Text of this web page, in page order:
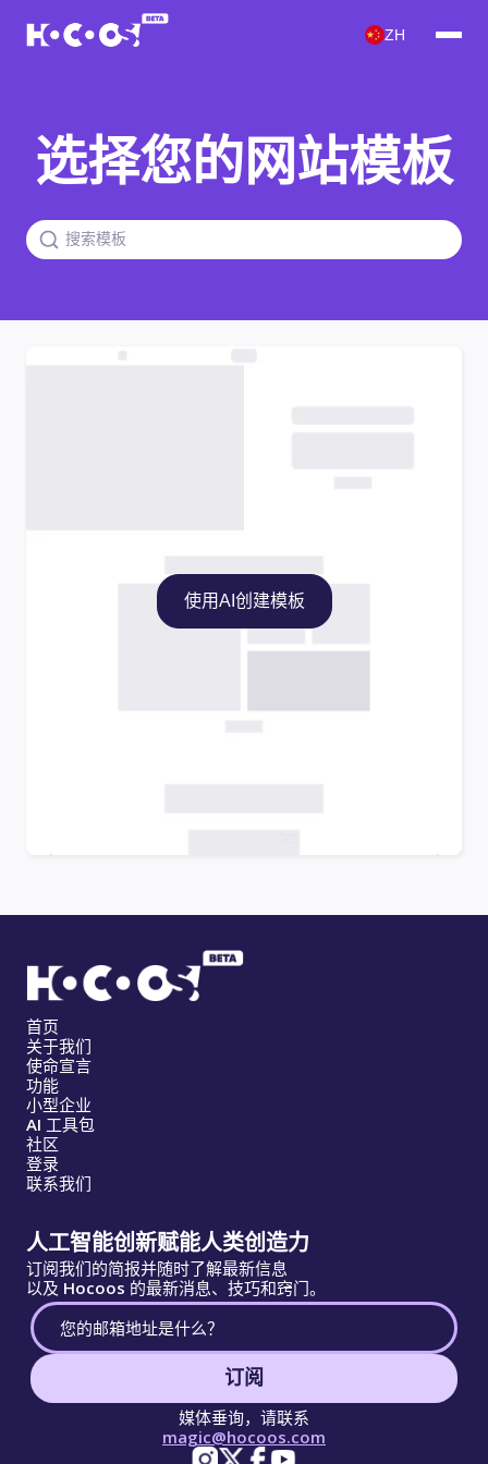
ZH
选择您的网站模板
使用AI创建模板
首页
关于我们
使命宣言
功能
小型企业
AI 工具包
社区
登录
联系我们
人工智能创新赋能人类创造力
订阅我们的简报并随时了解最新信息
以及 Hocoos 的最新消息、技巧和窍门。
订阅
媒体垂询，请联系
magic@hocoos.com